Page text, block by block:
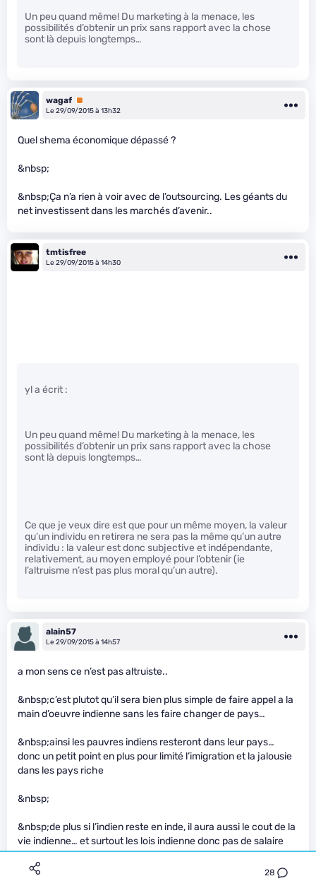
28
Un peu quand même! Du marketing à la menace, les
possibilités d’obtenir un prix sans rapport avec la chose
sont là depuis longtemps…
wagaf Premium
Le 29/09/2015 à 13h32
Quel shema économique dépassé ?
&nbsp;
&nbsp;Ça n’a rien à voir avec de l’outsourcing. Les géants du
net investissent dans les marchés d’avenir..
tmtisfree
Le 29/09/2015 à 14h30
yl a écrit :
Un peu quand même! Du marketing à la menace, les
possibilités d’obtenir un prix sans rapport avec la chose
sont là depuis longtemps…
Ce que je veux dire est que pour un même moyen, la valeur
qu’un individu en retirera ne sera pas la même qu’un autre
individu : la valeur est donc subjective et indépendante,
relativement, au moyen employé pour l’obtenir (ie
l’altruisme n’est pas plus moral qu’un autre).
alain57
Le 29/09/2015 à 14h57
a mon sens ce n’est pas altruiste..
&nbsp;c’est plutot qu’il sera bien plus simple de faire appel a la
main d’oeuvre indienne sans les faire changer de pays…
&nbsp;ainsi les pauvres indiens resteront dans leur pays…
donc un petit point en plus pour limité l’imigration et la jalousie
dans les pays riche
&nbsp;
&nbsp;de plus si l’indien reste en inde, il aura aussi le cout de la
vie indienne… et surtout les lois indienne donc pas de salaire
minimum ni de prétention salariale occidentale…